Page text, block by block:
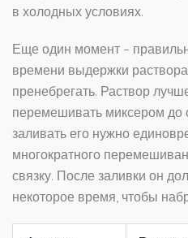
в холодных условиях.
Еще один момент –
времени выдержки
пренебрегать. Раствор
перемешивать миксером до
заливать его нужно
многократного
связку. После заливки он
некоторое время, чтобы